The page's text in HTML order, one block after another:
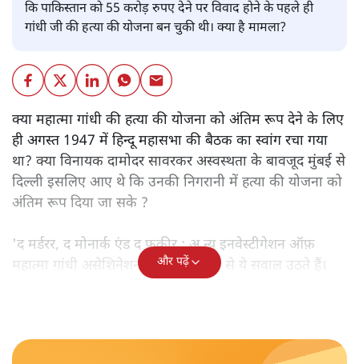
कि पाकिस्तान को 55 करोड़ रुपए देने पर विवाद होने के पहले ही
गांधी जी की हत्या की योजना बन चुकी थी। क्या है मामला?
क्या महात्मा गांधी की हत्या की योजना को अंतिम रूप देने के लिए
ही अगस्त 1947 में हिन्दू महासभा की बैठक का स्वांग रचा गया
था? क्या विनायक दामोदर सावरकर अस्वस्थता के बावजूद मुंबई से
दिल्ली इसलिए आए थे कि उनकी निगरानी में हत्या की योजना को
अंतिम रूप दिया जा सके ?
'द मर्डरर, द मोनार्क एंड द फ़कीर : अ न्यू इनवेस्टीगेशन ऑफ़
महात्मा गांधी असेशिनेशन' नामक किताब से ये सवाल उठते हैं।
और पढ़ें